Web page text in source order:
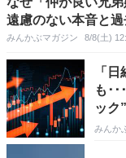
遠慮のない本音と
みんかぶマガジン 8/8(土)
「
も･
ック
みんか